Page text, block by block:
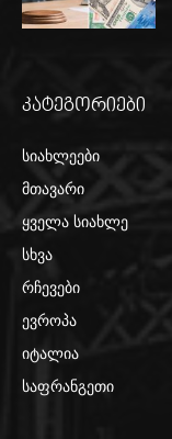
კატეგორიები
სიახლეები
მთავარი
ყველა სიახლე
სხვა
რჩევები
ევროპა
იტალია
საფრანგეთი